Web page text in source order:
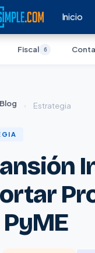
Inicio
Fiscal 6
› Estrategia